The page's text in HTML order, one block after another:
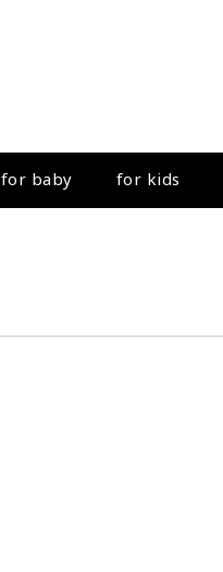
for baby for kids